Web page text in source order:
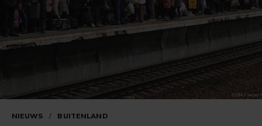
NIEUWS / BUITENLAND